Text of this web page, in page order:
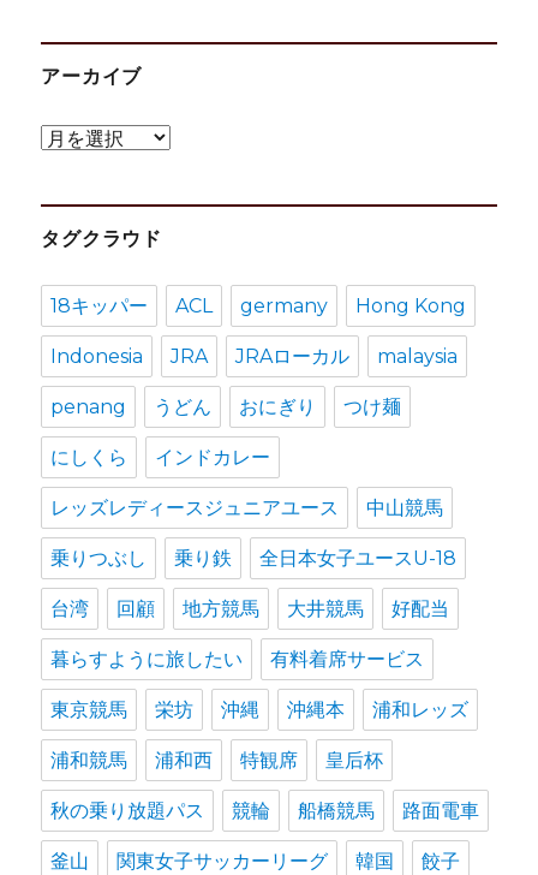
アーカイブ
ア
カ
イ
タグクラウド
18キッパー ACL germany Hong Kong
Indonesia JRA JRAローカル malaysia
penang うどん おにぎり つけ麺
にしくら インドカレー
レッズレディースジュニアユース 中山競馬
乗りつぶし 乗り鉄 全日本女子ユースU-18
台湾 回顧 地方競馬 大井競馬 好配当
暮らすように旅したい 有料着席サービス
東京競馬 栄坊 沖縄 沖縄本 浦和レッズ
浦和競馬 浦和西 特観席 皇后杯
秋の乗り放題パス 競輪 船橋競馬 路面電車
釜山 関東女子サッカーリーグ 韓国 餃子